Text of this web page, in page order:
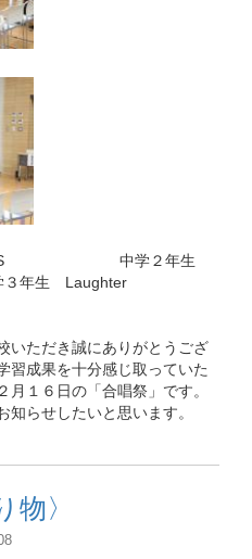
中学２年生
Laughter
いただき誠にありがとうござ
習成果を十分感じ取っていた
１６日の「合唱祭」です。
知らせしたいと思います。
物〉